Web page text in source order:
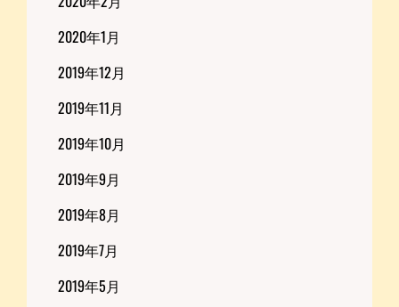
2020年1月
2019年12月
2019年11月
2019年10月
2019年9月
2019年8月
2019年7月
2019年5月